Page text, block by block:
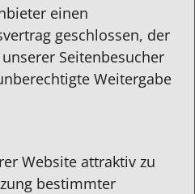
einen
geschlossen, der
Seitenbesucher
Weitergabe
Website attraktiv zu
bestimmter